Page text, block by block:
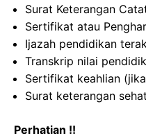
Surat Keterangan
Sertifikat atau
Ijazah pendidikan
Transkrip nilai
Sertifikat keahlian
Surat keterangan sehat
Perhatian !!